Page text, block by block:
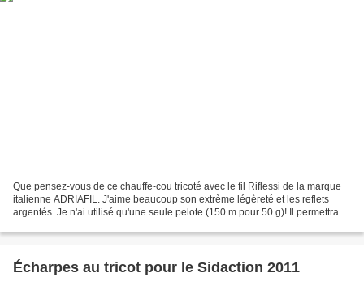
Que pensez-vous de ce chauffe-cou tricoté avec le fil Riflessi de la marque
italienne ADRIAFIL. J'aime beaucoup son extrème légèreté et les reflets
argentés. Je n'ai utilisé qu'une seule pelote (150 m pour 50 g)! Il permettra
Écharpes au tricot pour le Sidaction 2011